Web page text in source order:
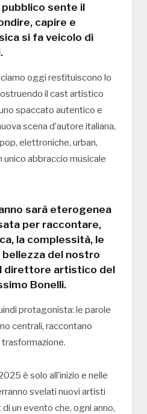
pubblico sente il
capire e
si fa veicolo di
oggi restituiscono lo
il cast artistico
spaccato autentico e
scena d’autore italiana,
elettroniche, urban,
unico abbraccio musicale
sarà eterogenea
per raccontare,
la complessità, le
del nostro
direttore artistico del
Bonelli.
protagonista: le parole
centrali, raccontano
è solo all’inizio e nelle
svelati nuovi artisti
un evento che, ogni anno,